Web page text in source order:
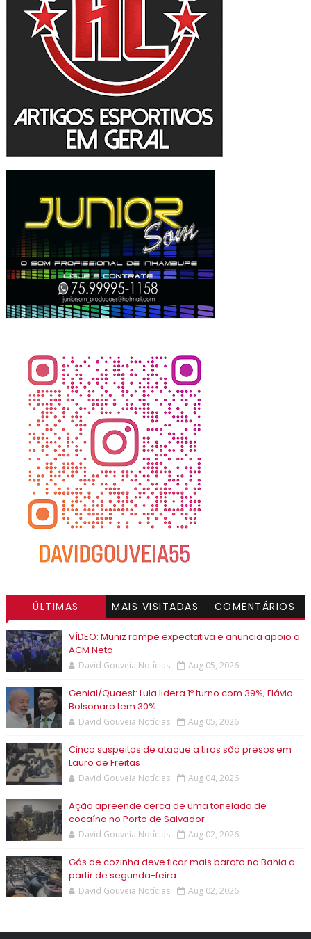
ÚLTIMAS MAIS VISITADAS COMENTÁRIOS
VÍDEO: Muniz rompe expectativa e anuncia apoio a
ACM Neto
David Gouveia Notícias Aug 05, 2026
Genial/Quaest: Lula lidera 1º turno com 39%; Flávio
Bolsonaro tem 30%
David Gouveia Notícias Aug 05, 2026
Cinco suspeitos de ataque a tiros são presos em
Lauro de Freitas
David Gouveia Notícias Aug 04, 2026
Ação apreende cerca de uma tonelada de
cocaína no Porto de Salvador
David Gouveia Notícias Aug 02, 2026
Gás de cozinha deve ficar mais barato na Bahia a
partir de segunda-feira
David Gouveia Notícias Aug 02, 2026